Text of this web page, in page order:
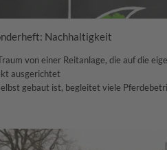
Nachhaltigkeit
von einer Reitanlage, die auf die
ausgerichtet
gebaut ist, begleitet viele